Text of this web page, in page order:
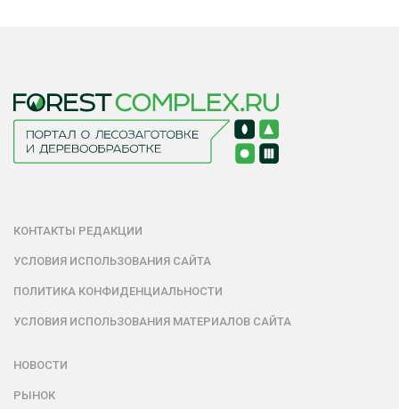
КОНТАКТЫ РЕДАКЦИИ
УСЛОВИЯ ИСПОЛЬЗОВАНИЯ САЙТА
ПОЛИТИКА КОНФИДЕНЦИАЛЬНОСТИ
УСЛОВИЯ ИСПОЛЬЗОВАНИЯ МАТЕРИАЛОВ САЙТА
НОВОСТИ
РЫНОК